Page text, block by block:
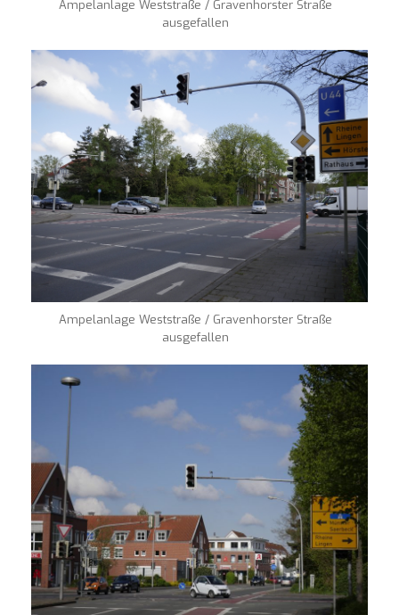
Ampelanlage Weststraße / Gravenhorster Straße
ausgefallen
Ampelanlage Weststraße / Gravenhorster Straße
ausgefallen